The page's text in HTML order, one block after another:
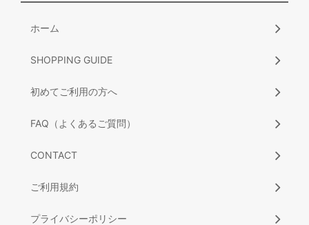
ホーム
SHOPPING GUIDE
初めてご利用の方へ
FAQ（よくあるご質問）
CONTACT
ご利用規約
プライバシーポリシー